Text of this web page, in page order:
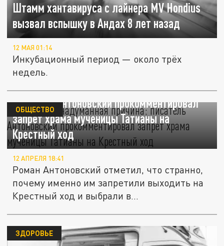
Штамм хантавируса с лайнера MV Hondius
вызвал вспышку в Андах 8 лет назад
12 МАЯ 01:14
Инкубационный период — около трёх
недель.
"Абсолютно надуманная причина":
писатель Антоновский прокомментировал
запрет храма мученицы Татианы на
Крестный ход
ОБЩЕСТВО
12 АПРЕЛЯ 18:41
Роман Антоновский отметил, что странно,
почему именно им запретили выходить на
Крестный ход и выбрали в...
ЗДОРОВЬЕ